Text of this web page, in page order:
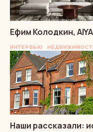
Ефим Колодкин,
ИНТЕРВЬЮ
Наши рассказали: